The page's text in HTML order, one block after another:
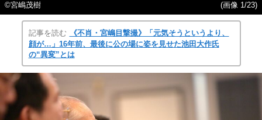
©宮嶋茂樹 (画像 1/23)
記事を読む
《不肖・宮嶋目撃撮》「元気そうというより、
顔が…」16年前、最後に公の場に姿を見せた池田大作氏
の“異変”とは